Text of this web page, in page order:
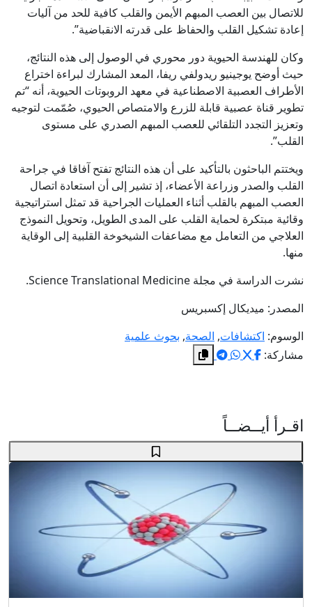
للاتصال بين العصب المبهم الأيمن والقلب كافية للحد من آليات
إعادة تشكيل القلب والحفاظ على قدرته الانقباضية”.
وكان للهندسة الحيوية دور محوري في الوصول إلى هذه النتائج،
حيث أوضح يوجينيو ريدولفي ريفا، المعد المشارك لبراءة اختراع
الأطراف العصبية الاصطناعية في معهد الروبوتات الحيوية، أنه “تم
تطوير قناة عصبية قابلة للزرع والامتصاص الحيوي، صُمّمت لتوجيه
وتعزيز التجدد التلقائي للعصب المبهم الصدري على مستوى
القلب”.
ويختتم الباحثون بالتأكيد على أن هذه النتائج تفتح آفاقا في جراحة
القلب والصدر وزراعة الأعضاء، إذ تشير إلى أن استعادة اتصال
العصب المبهم بالقلب أثناء العمليات الجراحية قد تمثل استراتيجية
وقائية مبتكرة لحماية القلب على المدى الطويل، وتحويل النموذج
العلاجي من التعامل مع مضاعفات الشيخوخة القلبية إلى الوقاية
منها.
نشرت الدراسة في مجلة Science Translational Medicine.
المصدر: ميديكال إكسبريس
الوسوم: اكتشافات, الصحة, بحوث علمية
مشاركة:
اقـرأ أيــضــاً